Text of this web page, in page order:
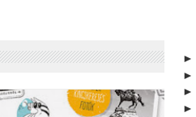
►
►
►
►